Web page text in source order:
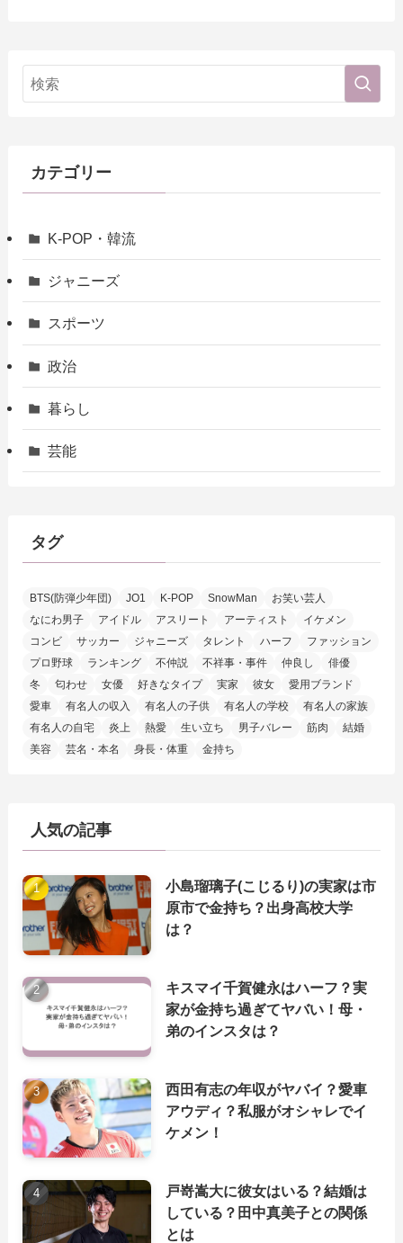
カテゴリー
K-POP・韓流
ジャニーズ
スポーツ
政治
暮らし
芸能
タグ
BTS(防弾少年団) JO1 K-POP SnowMan
お笑い芸人
なにわ男子
アイドル アスリート アーティスト
イケメン
コンビ
サッカー ジャニーズ タレント ハーフ
ファッション
プロ野球
ランキング 不仲説 不祥事・事件 仲良し
俳優
冬
匂わせ 女優 好きなタイプ 実家 彼女
愛用ブランド
愛車
有名人の収入 有名人の子供 有名人の学校
有名人の家族
有名人の自宅
炎上 熱愛 生い立ち 男子バレー 筋肉
結婚
美容
芸名・本名 身長・体重 金持ち
人気の記事
小島瑠璃子(こじるり)の実家は市
原市で金持ち？出身高校大学
は？
キスマイ千賀健永はハーフ？実
家が金持ち過ぎてヤバい！母・
弟のインスタは？
西田有志の年収がヤバイ？愛車
アウディ？私服がオシャレでイ
ケメン！
戸嵜嵩大に彼女はいる？結婚は
している？田中真美子との関係
とは